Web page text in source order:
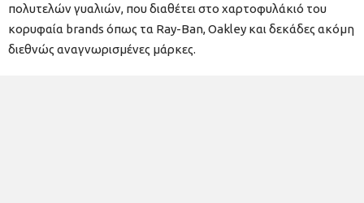
πολυτελών γυαλιών, που διαθέτει στο χαρτοφυλάκιό του
κορυφαία brands όπως τα Ray-Ban, Oakley και δεκάδες ακόμη
διεθνώς αναγνωρισμένες μάρκες.